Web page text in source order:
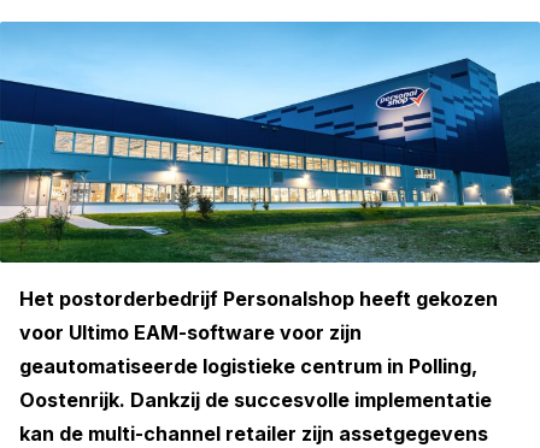
Het postorderbedrijf Personalshop heeft gekozen
voor Ultimo EAM-software voor zijn
geautomatiseerde logistieke centrum in Polling,
Oostenrijk. Dankzij de succesvolle implementatie
kan de multi-channel retailer zijn assetgegevens